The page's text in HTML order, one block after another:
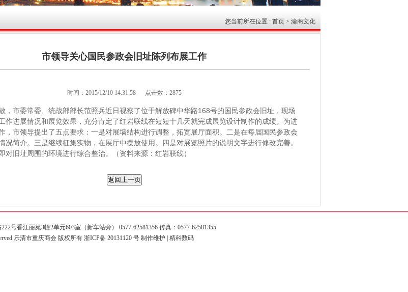
您当前所在位置 : 首页 > 渝商文化
市领导关心国民参政会旧址陈列布展工作
时间：2015/12/10 14:31:58 点击数：2875
，市委常委、统战部部长范照兵近日视察了位于解放碑中华路168号的国民参政会旧址，现场
作进展情况和展览效果，充分肯定了红岩联线在短短十几天就完成展览设计制作的成绩。为进
，市领导提出了五点要求：一是对展墙结构进行调整，拓宽展厅面积。二是在每届国民参政会
况简介。三是继续征集实物，在展厅中摆放使用。四是对展览照片的说明文字进行修改完善。
对旧址周围的环境进行综合整治。（资料来源：红岩联线）
号香江丽苑3幢2单元603室（新车站旁） 0577-62581356 传真：0577-62581355
乐清市重庆商会 版权所有 浙ICP备 20131120 号 制作维护 | 精科数码